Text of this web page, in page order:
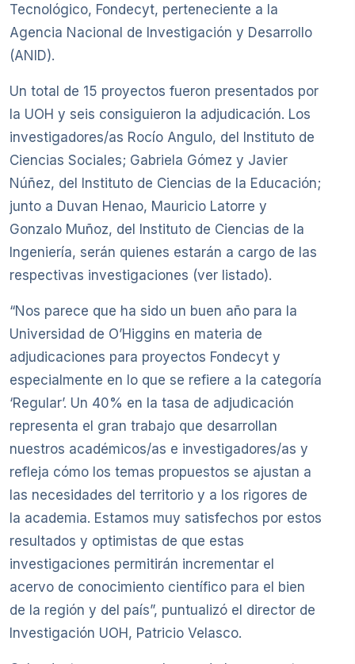
Tecnológico, Fondecyt, perteneciente a la
Agencia Nacional de Investigación y Desarrollo
(ANID).
Un total de 15 proyectos fueron presentados por
la UOH y seis consiguieron la adjudicación. Los
investigadores/as Rocío Angulo, del Instituto de
Ciencias Sociales; Gabriela Gómez y Javier
Núñez, del Instituto de Ciencias de la Educación;
junto a Duvan Henao, Mauricio Latorre y
Gonzalo Muñoz, del Instituto de Ciencias de la
Ingeniería, serán quienes estarán a cargo de las
respectivas investigaciones (ver listado).
“Nos parece que ha sido un buen año para la
Universidad de O’Higgins en materia de
adjudicaciones para proyectos Fondecyt y
especialmente en lo que se refiere a la categoría
‘Regular’. Un 40% en la tasa de adjudicación
representa el gran trabajo que desarrollan
nuestros académicos/as e investigadores/as y
refleja cómo los temas propuestos se ajustan a
las necesidades del territorio y a los rigores de
la academia. Estamos muy satisfechos por estos
resultados y optimistas de que estas
investigaciones permitirán incrementar el
acervo de conocimiento científico para el bien
de la región y del país”, puntualizó el director de
Investigación UOH, Patricio Velasco.